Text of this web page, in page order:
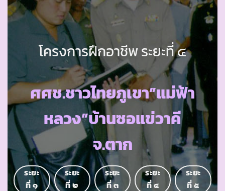
โครงการฝึกอาชีพ ระยะที่ ๔
ศศช.ชาวไทยภูเขา”แม่ฟ้า
หลวง”บ้านซอแข่วาคี
จ.ตาก
ระยะ
ที่ ๑
ระยะ
ที่ ๒
ระยะ
ที่ ๓
ระยะ
ที่ ๔
ระยะ
ที่ ๕